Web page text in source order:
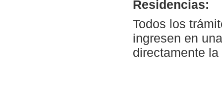
Residencias:
Todos los
ingresen en
directamente